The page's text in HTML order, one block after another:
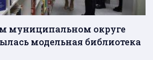
муниципальном округе
модельная библиотека